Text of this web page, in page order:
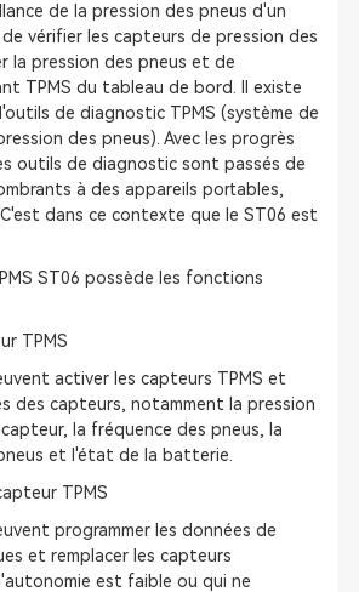
de la pression des pneus d'un
vérifier les capteurs de pression des
la pression des pneus et de
TPMS du tableau de bord. Il existe
de diagnostic TPMS (système de
des pneus). Avec les progrès
outils de diagnostic sont passés de
à des appareils portables,
dans ce contexte que le ST06 est
ST06 possède les fonctions
TPMS
activer les capteurs TPMS et
des capteurs, notamment la pression
la fréquence des pneus, la
et l'état de la batterie.
TPMS
programmer les données de
et remplacer les capteurs
est faible ou qui ne